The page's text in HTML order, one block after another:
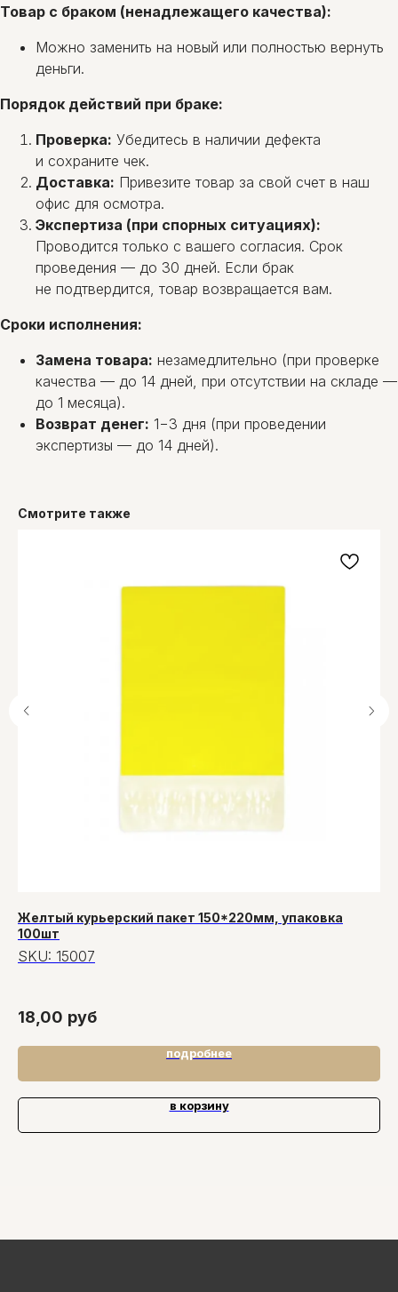
Товар с браком (ненадлежащего качества):
Можно заменить на новый или полностью вернуть
деньги.
Порядок действий при браке:
Проверка: Убедитесь в наличии дефекта
и сохраните чек.
Доставка: Привезите товар за свой счет в наш
офис для осмотра.
Экспертиза (при спорных ситуациях):
Проводится только с вашего согласия. Срок
проведения — до 30 дней. Если брак
не подтвердится, товар возвращается вам.
Сроки исполнения:
Замена товара: незамедлительно (при проверке
качества — до 14 дней, при отсутствии на складе —
до 1 месяца).
Возврат денег: 1−3 дня (при проведении
экспертизы — до 14 дней).
Смотрите также
Желтый курьерский пакет 150*220мм, упаковка
100шт
SKU: 15007
18,00 руб
подробнее
в корзину